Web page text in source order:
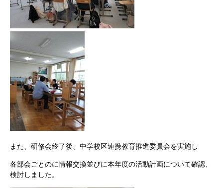
また、研修会終了後、中学校区連携教育推進委員会を実施し
各部会ごとのに情報交換並びに本年度の活動計画について確認、
検討しました。